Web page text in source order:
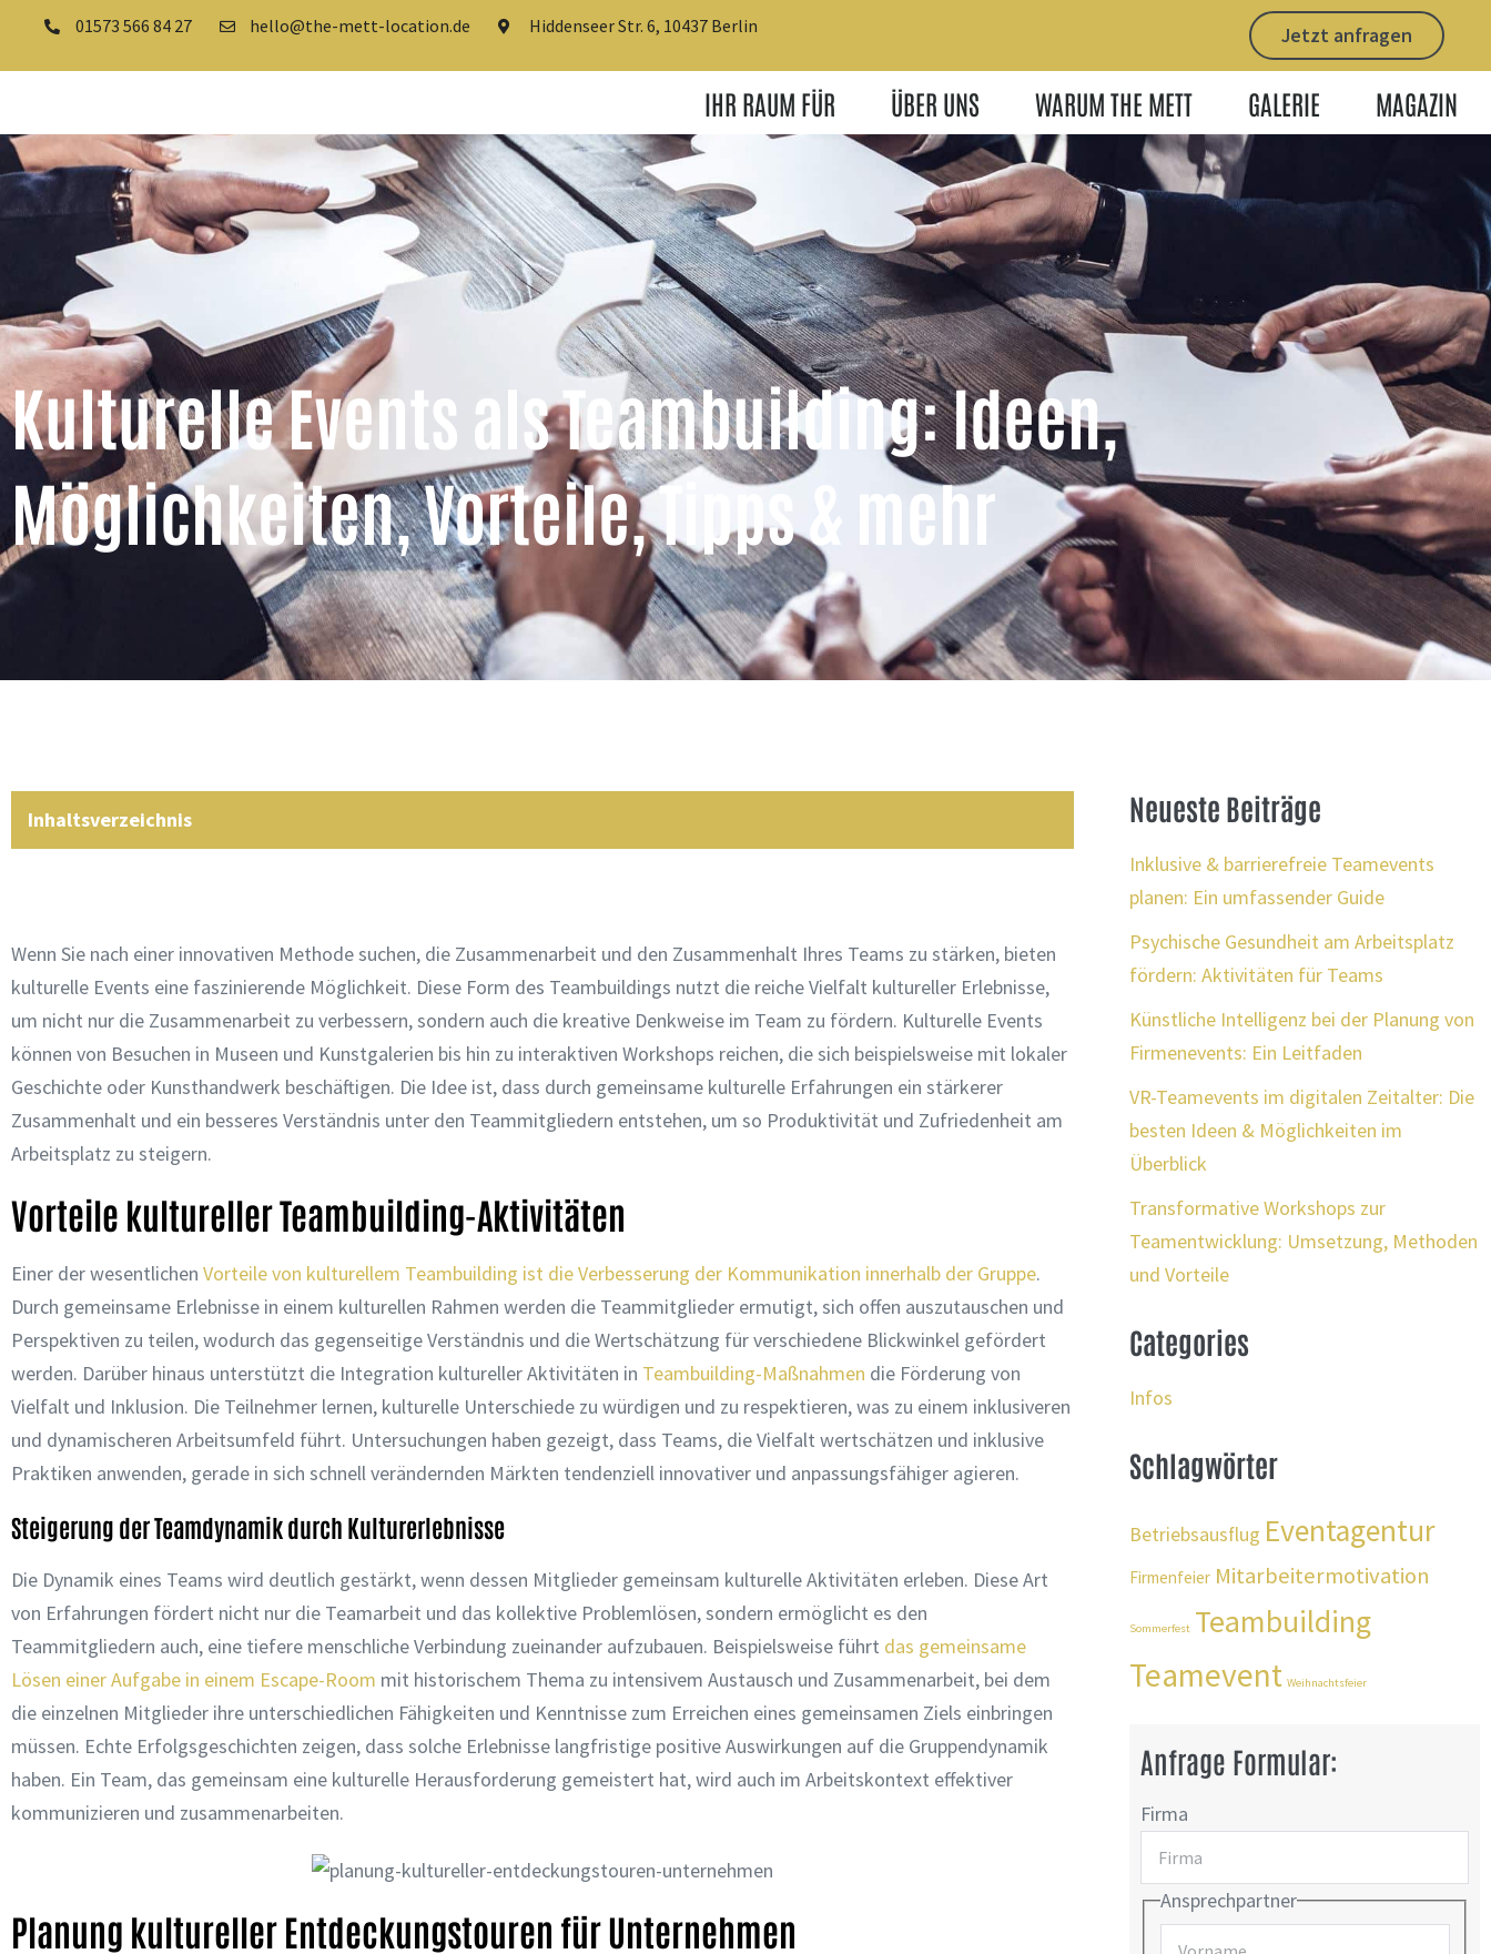
01573 566 84 27 hello@the-mett-location.de Hiddenseer Str. 6, 10437 Berlin Jetzt anfragen
IHR RAUM FÜR ÜBER UNS WARUM THE METT GALERIE MAGAZIN
Kulturelle Events als Teambuilding: Ideen,
Möglichkeiten, Vorteile, Tipps & mehr
Inhaltsverzeichnis
Wenn Sie nach einer innovativen Methode suchen, die Zusammenarbeit und den Zusammenhalt Ihres Teams zu stärken, bieten
kulturelle Events eine faszinierende Möglichkeit. Diese Form des Teambuildings nutzt die reiche Vielfalt kultureller Erlebnisse,
um nicht nur die Zusammenarbeit zu verbessern, sondern auch die kreative Denkweise im Team zu fördern. Kulturelle Events
können von Besuchen in Museen und Kunstgalerien bis hin zu interaktiven Workshops reichen, die sich beispielsweise mit lokaler
Geschichte oder Kunsthandwerk beschäftigen. Die Idee ist, dass durch gemeinsame kulturelle Erfahrungen ein stärkerer
Zusammenhalt und ein besseres Verständnis unter den Teammitgliedern entstehen, um so Produktivität und Zufriedenheit am
Arbeitsplatz zu steigern.
Vorteile kultureller Teambuilding-Aktivitäten
Einer der wesentlichen Vorteile von kulturellem Teambuilding ist die Verbesserung der Kommunikation innerhalb der Gruppe.
Durch gemeinsame Erlebnisse in einem kulturellen Rahmen werden die Teammitglieder ermutigt, sich offen auszutauschen und
Perspektiven zu teilen, wodurch das gegenseitige Verständnis und die Wertschätzung für verschiedene Blickwinkel gefördert
werden. Darüber hinaus unterstützt die Integration kultureller Aktivitäten in Teambuilding-Maßnahmen die Förderung von
Vielfalt und Inklusion. Die Teilnehmer lernen, kulturelle Unterschiede zu würdigen und zu respektieren, was zu einem inklusiveren
und dynamischeren Arbeitsumfeld führt. Untersuchungen haben gezeigt, dass Teams, die Vielfalt wertschätzen und inklusive
Praktiken anwenden, gerade in sich schnell verändernden Märkten tendenziell innovativer und anpassungsfähiger agieren.
Steigerung der Teamdynamik durch Kulturerlebnisse
Die Dynamik eines Teams wird deutlich gestärkt, wenn dessen Mitglieder gemeinsam kulturelle Aktivitäten erleben. Diese Art
von Erfahrungen fördert nicht nur die Teamarbeit und das kollektive Problemlösen, sondern ermöglicht es den
Teammitgliedern auch, eine tiefere menschliche Verbindung zueinander aufzubauen. Beispielsweise führt das gemeinsame
Lösen einer Aufgabe in einem Escape-Room mit historischem Thema zu intensivem Austausch und Zusammenarbeit, bei dem
die einzelnen Mitglieder ihre unterschiedlichen Fähigkeiten und Kenntnisse zum Erreichen eines gemeinsamen Ziels einbringen
müssen. Echte Erfolgsgeschichten zeigen, dass solche Erlebnisse langfristige positive Auswirkungen auf die Gruppendynamik
haben. Ein Team, das gemeinsam eine kulturelle Herausforderung gemeistert hat, wird auch im Arbeitskontext effektiver
kommunizieren und zusammenarbeiten.
Planung kultureller Entdeckungstouren für Unternehmen
Neueste Beiträge
Inklusive & barrierefreie Teamevents
planen: Ein umfassender Guide
Psychische Gesundheit am Arbeitsplatz
fördern: Aktivitäten für Teams
Künstliche Intelligenz bei der Planung von
Firmenevents: Ein Leitfaden
VR-Teamevents im digitalen Zeitalter: Die
besten Ideen & Möglichkeiten im
Überblick
Transformative Workshops zur
Teamentwicklung: Umsetzung, Methoden
und Vorteile
Categories
Infos
Schlagwörter
Betriebsausflug Eventagentur
Firmenfeier Mitarbeitermotivation
Sommerfest Teambuilding
Teamevent Weihnachtsfeier
Anfrage Formular:
Firma
Ansprechpartner